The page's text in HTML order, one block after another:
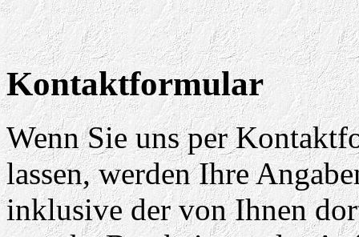
Kontaktformular
Wenn Sie uns per
lassen, werden Ihre
inklusive der von Ihnen